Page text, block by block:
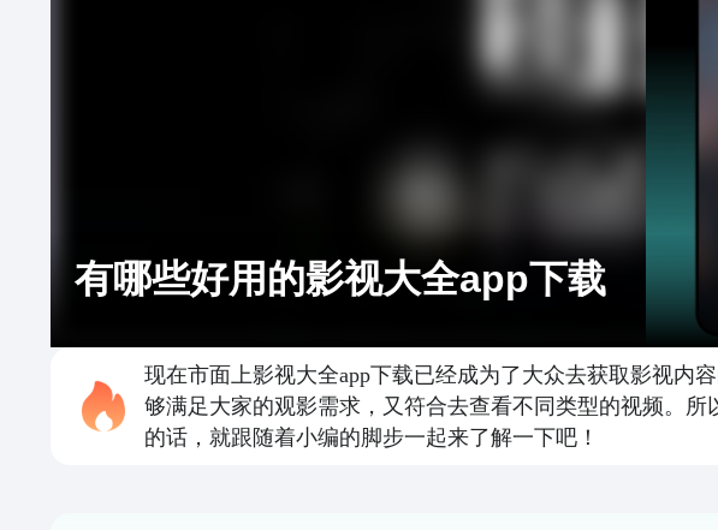
有哪些好用的影视大全app下载
现在市面上影视大全app下载已经成为了大众去获取影视内
够满足大家的观影需求，又符合去查看不同类型的视频。
的话，就跟随着小编的脚步一起来了解一下吧！